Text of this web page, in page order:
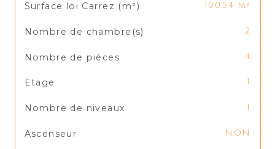
Surface loi Carrez (m²) 100,54 m²
Nombre de chambre(s) 2
Nombre de pièces 4
Etage 1
Nombre de niveaux 1
Ascenseur NON